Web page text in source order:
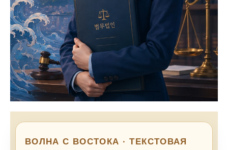
ВОЛНА С ВОСТОКА · ТЕКСТОВАЯ